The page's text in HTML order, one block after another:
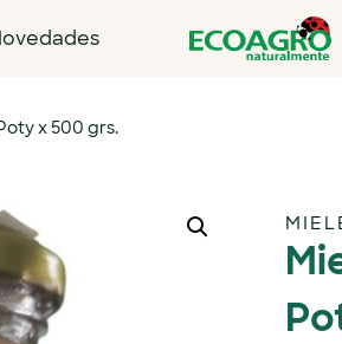
x 500 grs.